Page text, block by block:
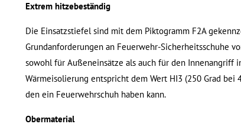
Extrem hitzebeständig
Die Einsatzstiefel sind mit dem Piktogramm F2A
Grundanforderungen an Feuerwehr-Sicherheitsschuhe
sowohl für Außeneinsätze als auch für den Innenangriff
Wärmeisolierung entspricht dem Wert HI3 (250 Grad bei
den ein Feuerwehrschuh haben kann.
Obermaterial